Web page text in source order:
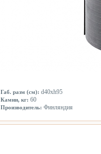
Габ. разм (см): d40xh95
Камни, кг: 60
Производитель: Финляндия